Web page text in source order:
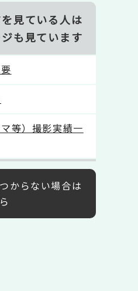
見ている人は
も見ています
等）撮影実績一
からない場合は